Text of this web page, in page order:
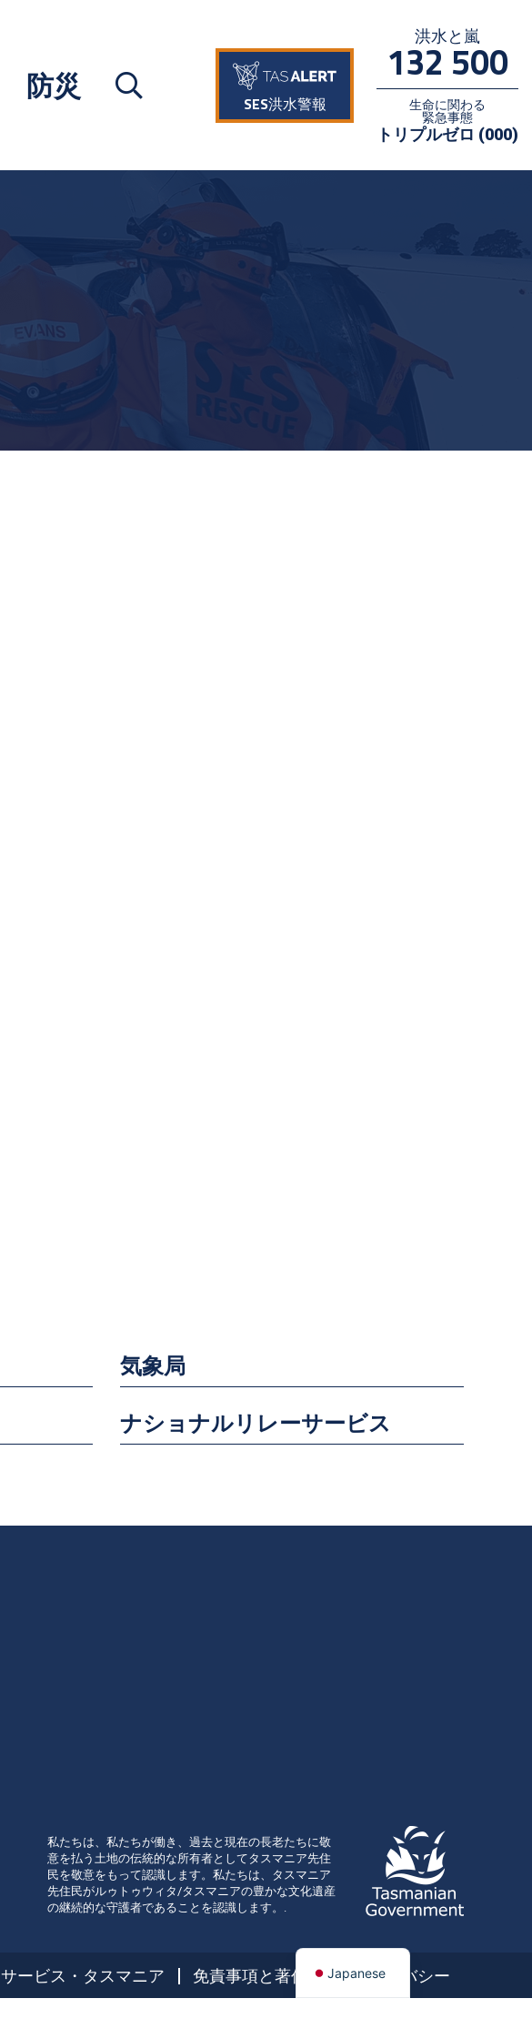
防災 SES洪水警報
洪水と嵐
132 500
生命に関わる
緊急事態
トリプルゼロ (000)
気象局
ナショナルリレーサービス
私たちは、私たちが働き、過去と現在の長老たちに敬
意を払う土地の伝統的な所有者としてタスマニア先住
民を敬意をもって認識します。私たちは、タスマニア
先住民がルゥトゥウィタ/タスマニアの豊かな文化遺産
の継続的な守護者であることを認識します。.
サービス・タスマニア 免責事項と著作権 プライバシー
Japanese